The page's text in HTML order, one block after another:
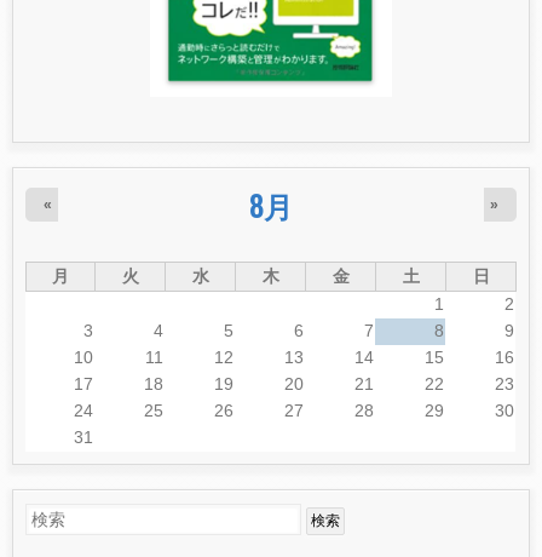
8月
« »
月 火 水 木 金 土
日
1
2
3
4 5 6 7 8
9
10
11 12 13 14 15
16
17
18 19 20 21 22
23
24
25 26 27 28 29
30
31
検